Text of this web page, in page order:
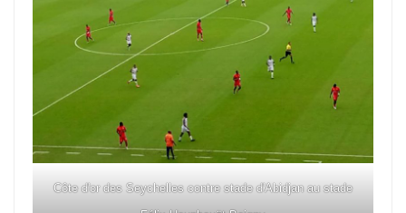
Côte d'or des Seychelles contre stade d'Abidjan au stade